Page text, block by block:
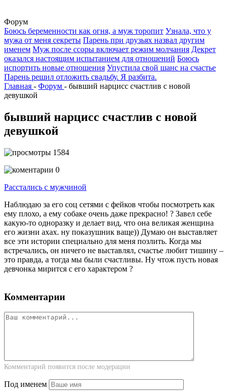
Форум
Боюсь беременности как огня, а муж торопит Узнала, что у
мужа от меня секреты Парень при друзьях назвал другим
именем Муж после ссоры включает режим молчания Декрет
оказался настоящим испытанием для отношений Боюсь
испортить новые отношения Упустила свой шанс на счастье
Парень решил отложить свадьбу. Я разбита.
Главная - Форум - бывший нарцисс счастлив с новой
девушкой
бывший нарцисс счастлив с новой
девушкой
1584
0
Расстались с мужчиной
Наблюдаю за его соц сетями с фейков чтобы посмотреть как
ему плохо, а ему собаке очень даже прекрасно! ? Завел себе
какую-то одноразку и делает вид, что она великая женщина
его жизни ахах. ну показушник ваще)) Думаю он выставляет
все эти истории специально для меня позлить. Когда мы
встречались, он ничего не выставлял, счастье любит тишину –
это правда, а тогда мы были счастливы. Ну чтож пусть новая
девчонка мирится с его характером ?
Комментарии
Комментарий появится после модерации
Под именем